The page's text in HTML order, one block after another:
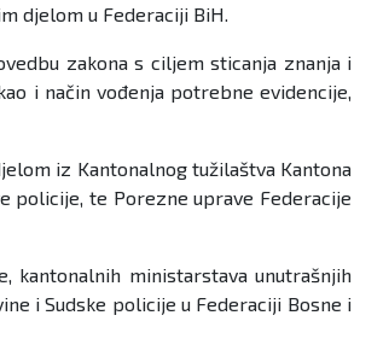
djelom u Federaciji BiH.
zakona s ciljem sticanja znanja i
i način vođenja potrebne evidencije,
iz Kantonalnog tužilaštva Kantona
policije, te Porezne uprave Federacije
kantonalnih ministarstava unutrašnjih
i Sudske policije u Federaciji Bosne i